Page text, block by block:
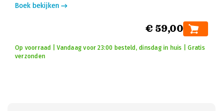
Boek bekijken
€ 59,00
Op voorraad | Vandaag voor 23:00 besteld, dinsdag in huis | Gratis
verzonden